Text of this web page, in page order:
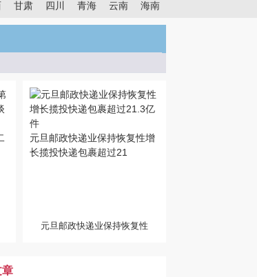
甘肃 四川 青海 云南 海南
元旦邮政快递业保持恢复性增
长揽投快递包裹超过21
元旦邮政快递业保持恢复性
章